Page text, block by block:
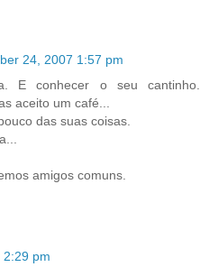
24, 2007 1:57 pm
E conhecer o seu cantinho.
aceito um café...
das suas coisas.
amigos comuns.
pm